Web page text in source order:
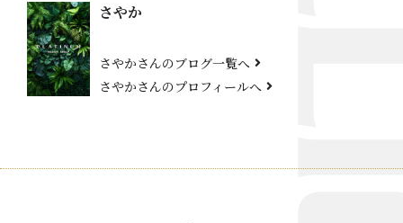
さやか
さやかさんのブログ一覧へ
さやかさんのプロフィールへ